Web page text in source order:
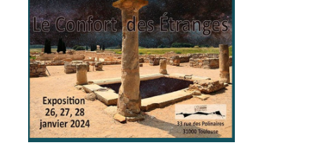
Adresse email*
Nom